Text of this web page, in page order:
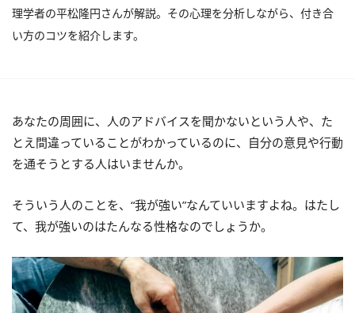
理学者の平松隆円さんが解説。その心理を分析しながら、付き合
い方のコツを紹介します。
あなたの周囲に、人のアドバイスを聞かないという人や、た
とえ間違っていることがわかっているのに、自分の意見や行動
を通そうとする人はいませんか。
そういう人のことを、“我が強い”なんていいますよね。はたし
て、我が強いのはたんなる性格なのでしょうか。